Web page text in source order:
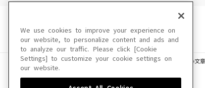
このサイトに掲載されている一切の文
We use cookies to improve your experience on
our website, to personalize content and ads and
to analyze our traffic. Please click [Cookie
Settings] to customize your cookie settings on
our website.